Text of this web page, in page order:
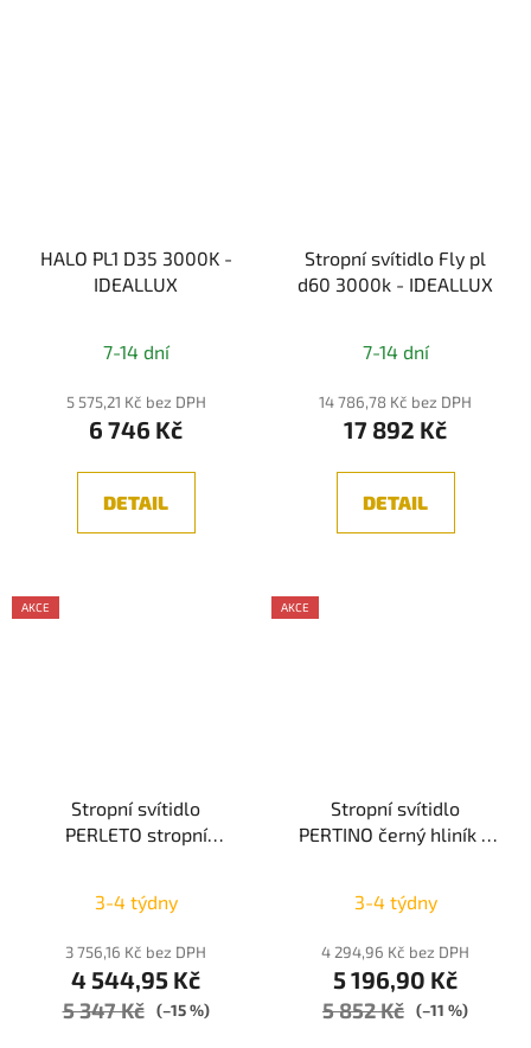
HALO PL1 D35 3000K -
IDEALLUX
7-14 dní
5 575,21 Kč bez DPH
6 746 Kč
DETAIL
Stropní svítidlo Fly pl
d60 3000k - IDEALLUX
7-14 dní
14 786,78 Kč bez DPH
17 892 Kč
DETAIL
AKCE
Stropní svítidlo
PERLETO stropní
3-4 týdny
3 756,16 Kč bez DPH
4 544,95 Kč
5 347 Kč (–15 %)
AKCE
Stropní svítidlo
PERTINO černý hliník a
- NOVA LUCE
3-4 týdny
4 294,96 Kč bez DPH
5 196,90 Kč
5 852 Kč (–11 %)